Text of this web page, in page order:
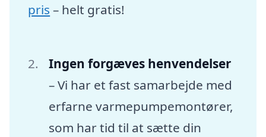
pris – helt gratis!
Ingen forgæves henvendelser
– Vi har et fast samarbejde med
erfarne varmepumpemontører,
som har tid til at sætte din